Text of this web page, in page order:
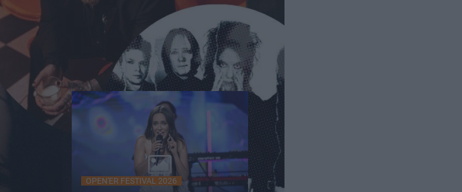
OPEN'ER FESTIVAL 2026